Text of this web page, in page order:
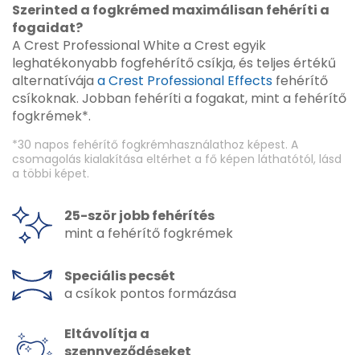
Szerinted a fogkrémed maximálisan fehéríti a
fogaidat?
A Crest Professional White a Crest egyik
leghatékonyabb fogfehérítő csíkja, és teljes értékű
alternatívája a Crest Professional Effects fehérítő
csíkoknak. Jobban fehéríti a fogakat, mint a fehérítő
fogkrémek*.
*30 napos fehérítő fogkrémhasználathoz képest. A
csomagolás kialakítása eltérhet a fő képen láthatótól, lásd
a többi képet.
25-ször jobb fehérítés
mint a fehérítő fogkrémek
Speciális pecsét
a csíkok pontos formázása
Eltávolítja a